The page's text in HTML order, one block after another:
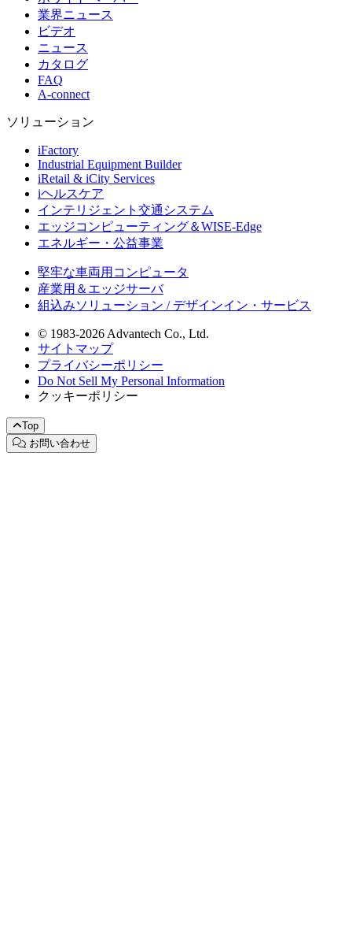
業界ニュース
ビデオ
ニュース
カタログ
FAQ
A-connect
ソリューション
iFactory
Industrial Equipment Builder
iRetail & iCity Services
iヘルスケア
インテリジェント交通システム
エッジコンピューティング＆WISE-Edge
エネルギー・公益事業
堅牢な車両用コンピュータ
産業用＆エッジサーバ
組込みソリューション / デザインイン・サービス
© 1983-2026 Advantech Co., Ltd.
サイトマップ
プライバシーポリシー
Do Not Sell My Personal Information
クッキーポリシー
Top
お問い合わせ